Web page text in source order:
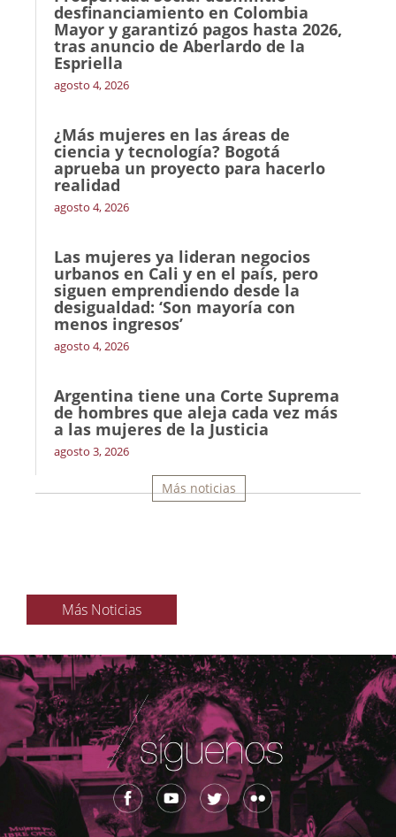
desfinanciamiento en Colombia
Mayor y garantizó pagos hasta 2026,
tras anuncio de Aberlardo de la
Espriella
agosto 4, 2026
¿Más mujeres en las áreas de
ciencia y tecnología? Bogotá
aprueba un proyecto para hacerlo
realidad
agosto 4, 2026
Las mujeres ya lideran negocios
urbanos en Cali y en el país, pero
siguen emprendiendo desde la
desigualdad: ‘Son mayoría con
menos ingresos’
agosto 4, 2026
Argentina tiene una Corte Suprema
de hombres que aleja cada vez más
a las mujeres de la Justicia
agosto 3, 2026
Más noticias
Más Noticias